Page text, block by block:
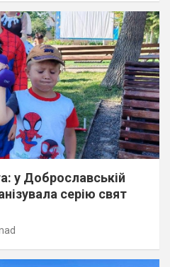
у Доброславській
серію свят